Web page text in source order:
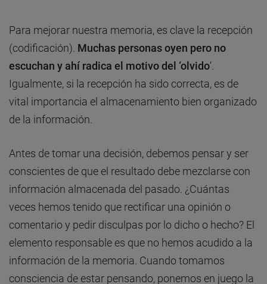
Para mejorar nuestra memoria, es clave la recepción
(codificación). Muchas personas oyen pero no
escuchan y ahí radica el motivo del ‘olvido‘.
Igualmente, si la recepción ha sido correcta, es de
vital importancia el almacenamiento bien organizado
de la información.
Antes de tomar una decisión, debemos pensar y ser
conscientes de que el resultado debe mezclarse con
información almacenada del pasado. ¿Cuántas
veces hemos tenido que rectificar una opinión o
comentario y pedir disculpas por lo dicho o hecho? El
elemento responsable es que no hemos acudido a la
información de la memoria. Cuando tomamos
consciencia de estar pensando, ponemos en juego la